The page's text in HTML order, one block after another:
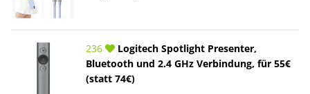
236
Logitech Spotlight Presenter,
Bluetooth und 2.4 GHz Verbindung, für 55€
(statt 74€)